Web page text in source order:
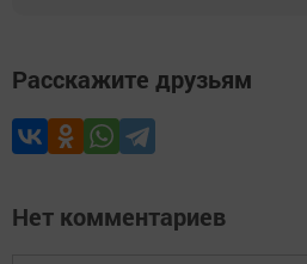
Расскажите друзьям
Нет комментариев